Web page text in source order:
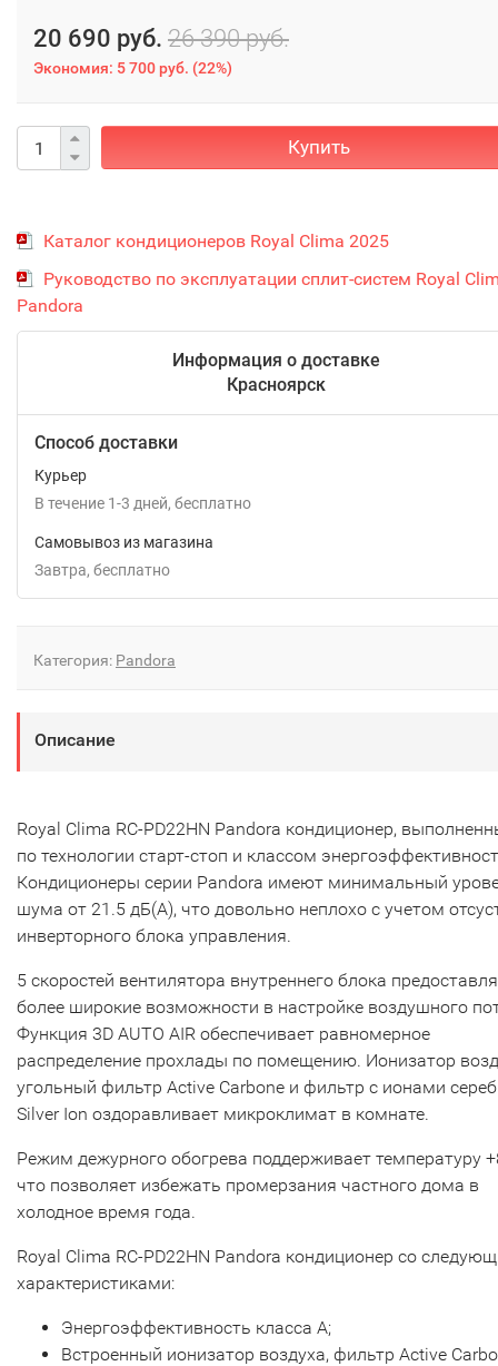
20 690 руб. 26 390 руб.
Экономия: 5 700 руб. (22%)
Купить
Каталог кондиционеров Royal Clima 2025
Руководство по эксплуатации сплит-систем Royal
Pandora
Информация о доставке
Красноярск
Способ доставки
Курьер
В течение 1-3 дней Бесплатно
Самовывоз из магазина
Завтра
Бесплатно
Категория: Pandora
Описание
Royal Clima RC-PD22HN Pandora кондиционер,
по технологии старт-стоп и классом
Кондиционеры серии Pandora имеют минимальный
шума от 21.5 дБ(А), что довольно неплохо с учетом
инверторного блока управления.
5 скоростей вентилятора внутреннего блока
более широкие возможности в настройке воздушного
Функция 3D AUTO AIR обеспечивает равномерное
распределение прохлады по помещению. Ионизатор
угольный фильтр Active Carbone и фильтр с ионами
Silver Ion оздоравливает микроклимат в комнате.
Режим дежурного обогрева поддерживает температуру
что позволяет избежать промерзания частного дома в
холодное время года.
Royal Clima RC-PD22HN Pandora кондиционер со
характеристиками:
Энергоэффективность класса А;
Встроенный ионизатор воздуха, фильтр Active